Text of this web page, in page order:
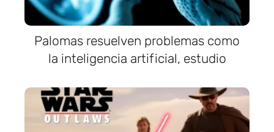
Palomas resuelven problemas como
la inteligencia artificial, estudio